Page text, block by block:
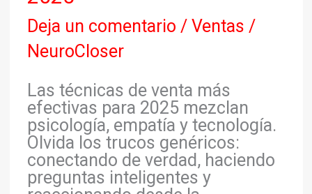
Deja un comentario / Ventas /
NeuroCloser
Las técnicas de venta más
efectivas para 2025 mezclan
psicología, empatía y tecnología.
Olvida los trucos genéricos:
conectando de verdad, haciendo
preguntas inteligentes y